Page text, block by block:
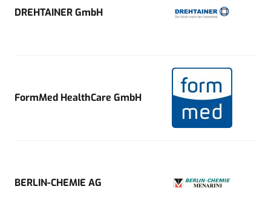
DREHTAINER GmbH
FormMed HealthCare GmbH
BERLIN-CHEMIE AG